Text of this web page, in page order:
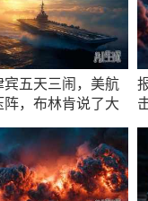
宾五天三闹，美航
阵，布林肯说了大